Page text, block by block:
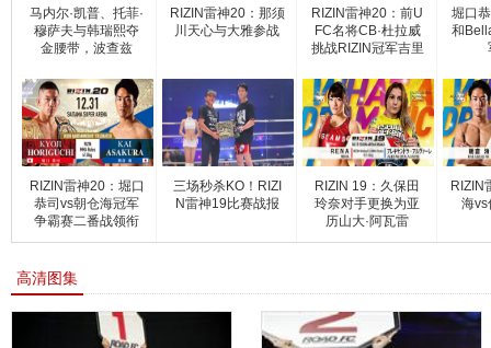
马内尔·凯普、托菲·
穆萨夫与韩瑞熙夺
金腰带，波查兹
RIZIN雷神20：那须
川天心与大雅参战
RIZIN雷神20：前U
FC名将CB·杜拉威
挑战RIZIN冠军吉里
堀口
和
RIZIN雷神20：堀口
恭司vs朝仓海冠军
争霸赛二番战领衔
三场秒杀KO！RIZI
N雷神19比赛战报
RIZIN 19：久保田
玲奈对手更换为亚
历山大·阿瓦雷
RIZIN
海vs
高清图集